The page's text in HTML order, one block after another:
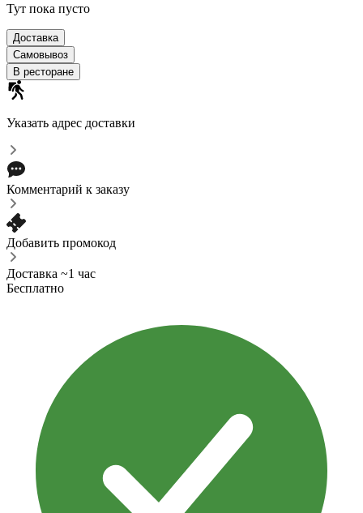
Тут пока пусто
Доставка
Самовывоз
В ресторане
Указать адрес доставки
Комментарий к заказу
Добавить промокод
Доставка ~1 час
Бесплатно